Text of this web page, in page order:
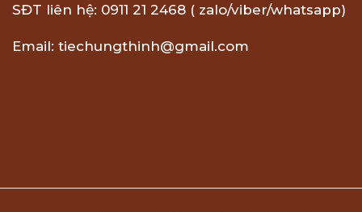
SĐT liên hệ: 0911 21 2468 ( zalo/viber/whatsapp)
Email: tiechungthinh@gmail.com